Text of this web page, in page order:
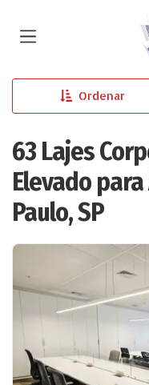
Ordenar
63 Lajes
Elevado
Paulo, SP